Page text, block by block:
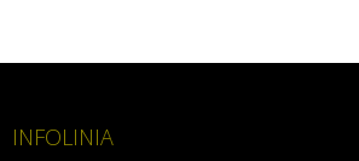
INFOLINIA